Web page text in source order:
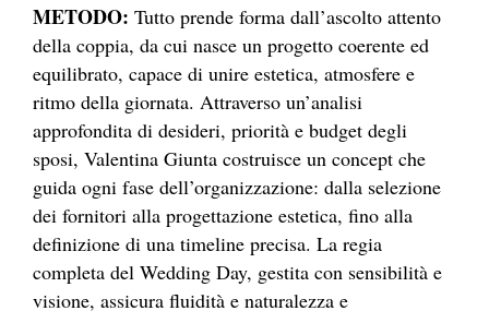
METODO: Tutto prende forma dall’ascolto attento
della coppia, da cui nasce un progetto coerente ed
equilibrato, capace di unire estetica, atmosfere e
ritmo della giornata. Attraverso un’analisi
approfondita di desideri, priorità e budget degli
sposi, Valentina Giunta costruisce un concept che
guida ogni fase dell’organizzazione: dalla selezione
dei fornitori alla progettazione estetica, fino alla
definizione di una timeline precisa. La regia
completa del Wedding Day, gestita con sensibilità e
visione, assicura fluidità e naturalezza e